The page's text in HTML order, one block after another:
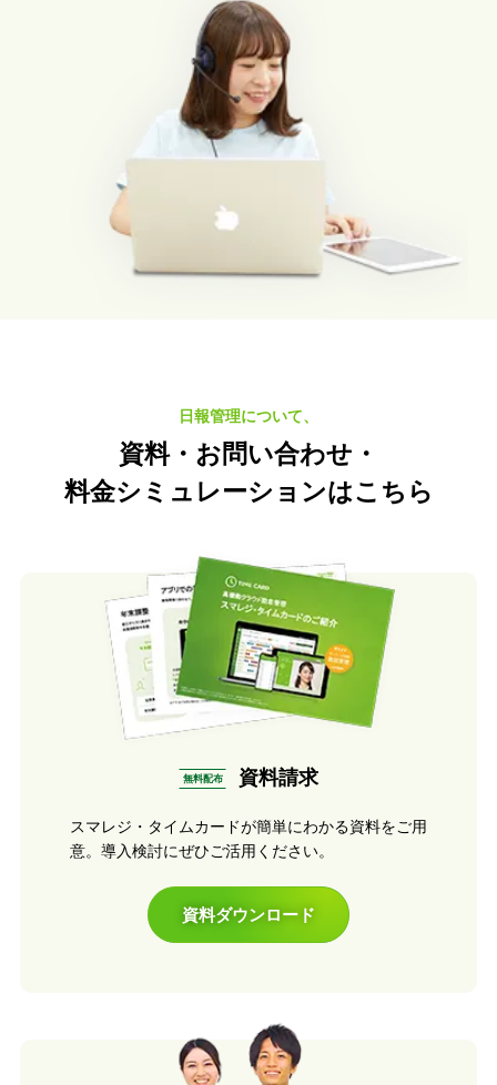
日報管理について、
資料・お問い合わせ・
料金シミュレーションはこちら
無料配布 資料請求
スマレジ・タイムカードが簡単にわかる資料をご用
意。導入検討にぜひご活用ください。
資料ダウンロード